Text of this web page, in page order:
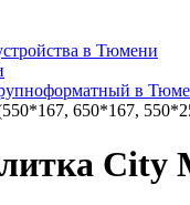
в Тюмени
в
650*167,
City